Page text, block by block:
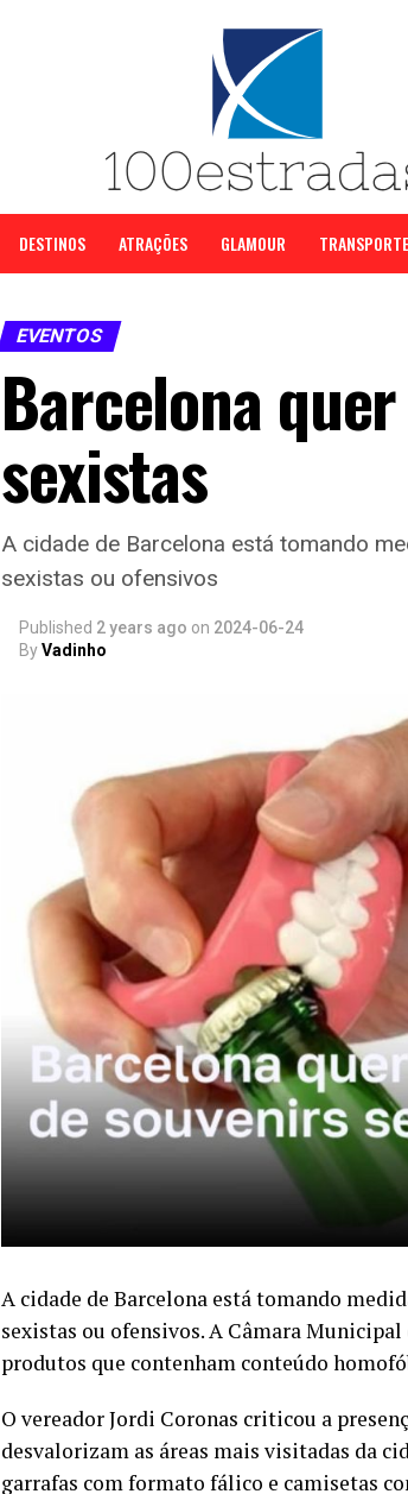
DESTINOS ATRAÇÕES GLAMOUR
EVENTOS
Barcelona
sexistas
A cidade de Barcelona está tomando
sexistas ou ofensivos
Published 2 years ago on 2024-06-24
ByVadinho
A cidade de Barcelona está tomando
sexistas ou ofensivos. A Câmara
produtos que contenham conteúdo
O vereador Jordi Coronas criticou a
desvalorizam as áreas mais visitadas da
garrafas com formato fálico e camisetas